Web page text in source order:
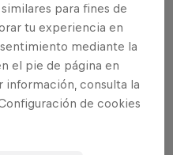
Danny León
España
para fines de
tu experiencia en
mediante la
el pie de página en
información, consulta la
de cookies